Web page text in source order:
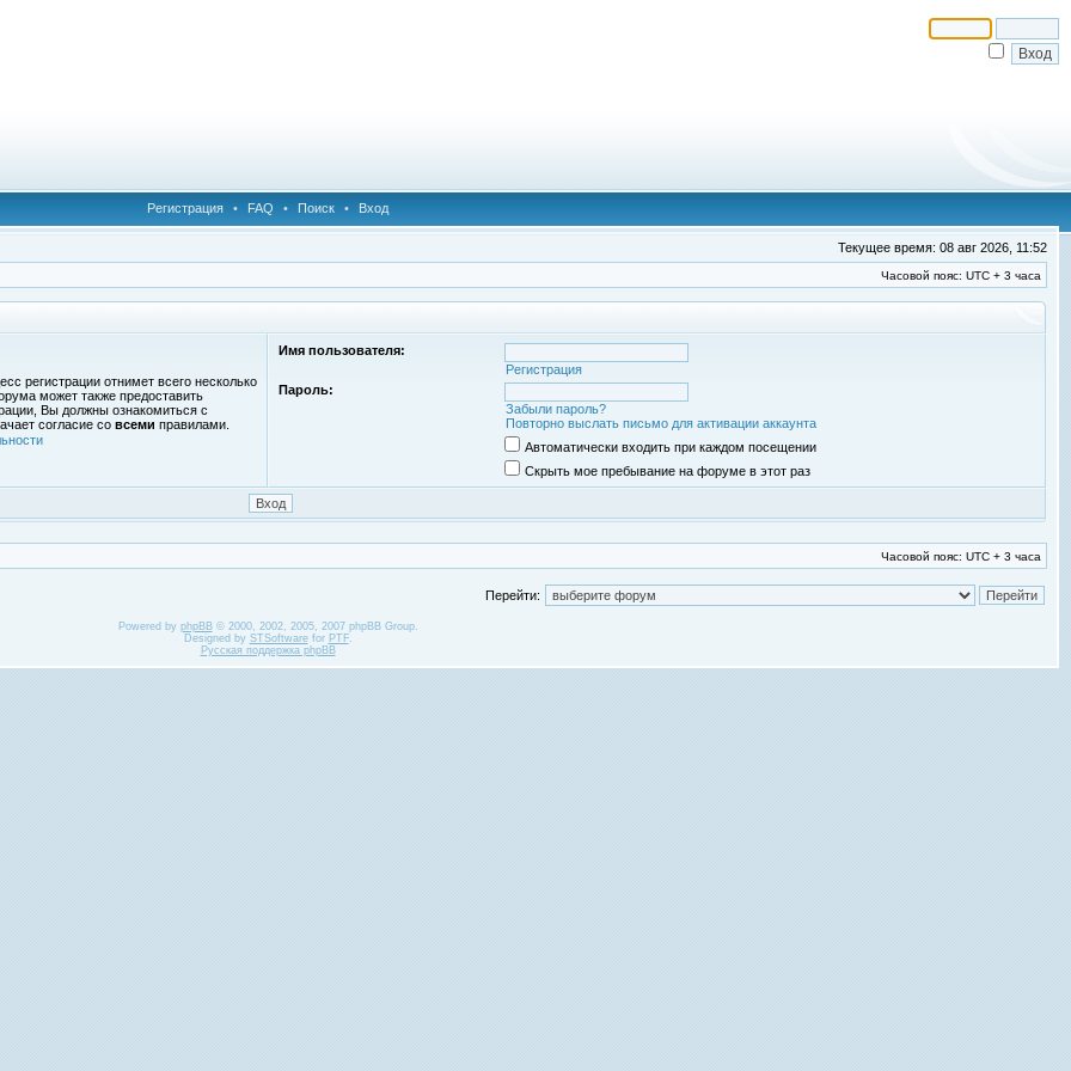
Регистрация • FAQ • Поиск • Вход
Текущее время: 08 авг 2026, 11:52
Часовой пояс: UTC + 3 часа
регистрации отнимет всего несколько
может также предоставить
Вы должны ознакомиться с
согласие со всеми правилами.
Имя пользователя:
Регистрация
Пароль:
Забыли пароль?
Повторно выслать письмо для активации аккаунта
Автоматически входить при каждом посещении
Скрыть мое пребывание на форуме в этот раз
Часовой пояс: UTC + 3 часа
Перейти:
Powered by phpBB© 2000, 2002, 2005, 2007 phpBB Group.
Designed by STSoftwarefor PTF.
Русская поддержка phpBB